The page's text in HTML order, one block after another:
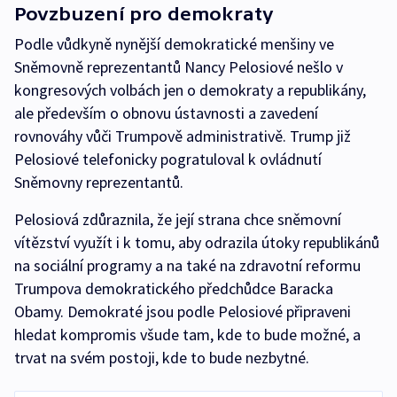
Povzbuzení pro demokraty
Podle vůdkyně nynější demokratické menšiny ve
Sněmovně reprezentantů Nancy Pelosiové nešlo v
kongresových volbách jen o demokraty a republikány,
ale především o obnovu ústavnosti a zavedení
rovnováhy vůči Trumpově administrativě. Trump již
Pelosiové telefonicky pogratuloval k ovládnutí
Sněmovny reprezentantů.
Pelosiová zdůraznila, že její strana chce sněmovní
vítězství využít i k tomu, aby odrazila útoky republikánů
na sociální programy a na také na zdravotní reformu
Trumpova demokratického předchůdce Baracka
Obamy. Demokraté jsou podle Pelosiové připraveni
hledat kompromis všude tam, kde to bude možné, a
trvat na svém postoji, kde to bude nezbytné.